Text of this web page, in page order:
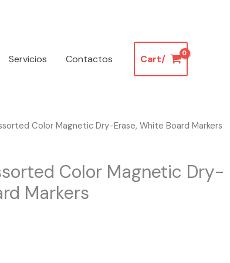
Servicios Contactos Cart/
Color Magnetic Dry-Erase, White Board Markers
Color Magnetic Dry-
Markers